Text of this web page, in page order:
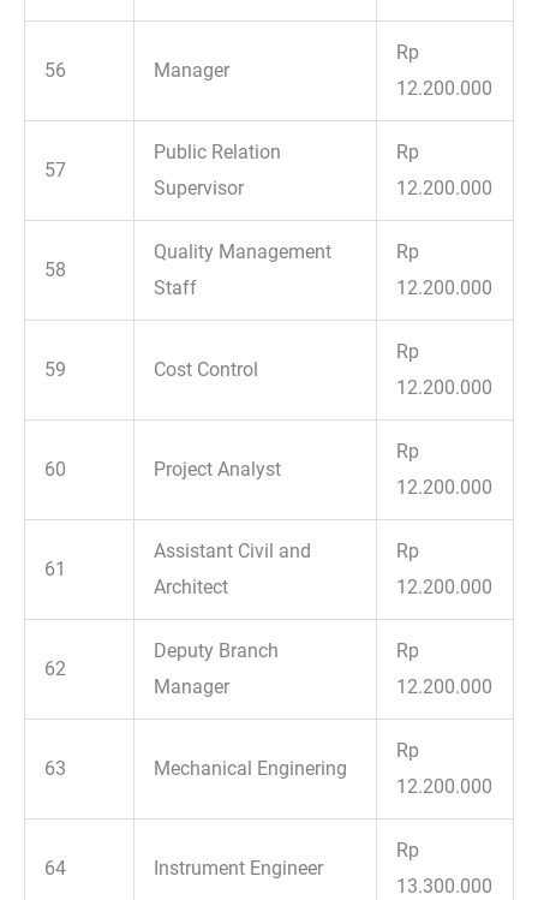
56 Manager
Rp
12.200.000
57
Public Relation
Supervisor
Rp
12.200.000
58
Quality Management
Staff
Rp
12.200.000
59 Cost Control
Rp
12.200.000
60 Project Analyst
Rp
12.200.000
61
Assistant Civil and
Architect
Rp
12.200.000
62
Deputy Branch
Manager
Rp
12.200.000
63 Mechanical Enginering
Rp
12.200.000
64 Instrument Engineer
Rp
13.300.000